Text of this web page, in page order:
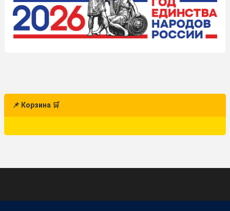
📌 Корзина 🛒